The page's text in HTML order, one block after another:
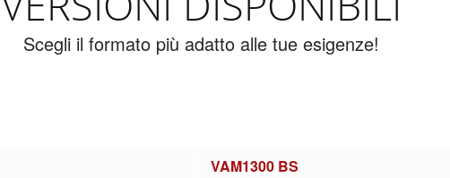
Scegli il formato più adatto alle tue esigenze!
VAM1300 BS